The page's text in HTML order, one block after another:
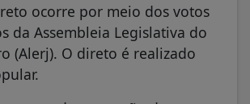
ocorre por meio dos votos
da Assembleia Legislativa do
(Alerj). O direto é realizado